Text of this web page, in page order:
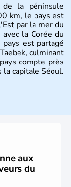
la péninsule
km, le pays est
par la mer du
la Corée du
est partagé
culminant
compte près
capitale Séoul.
sont les deux
culture avec la
sont déroulés en
de football en
aux
du